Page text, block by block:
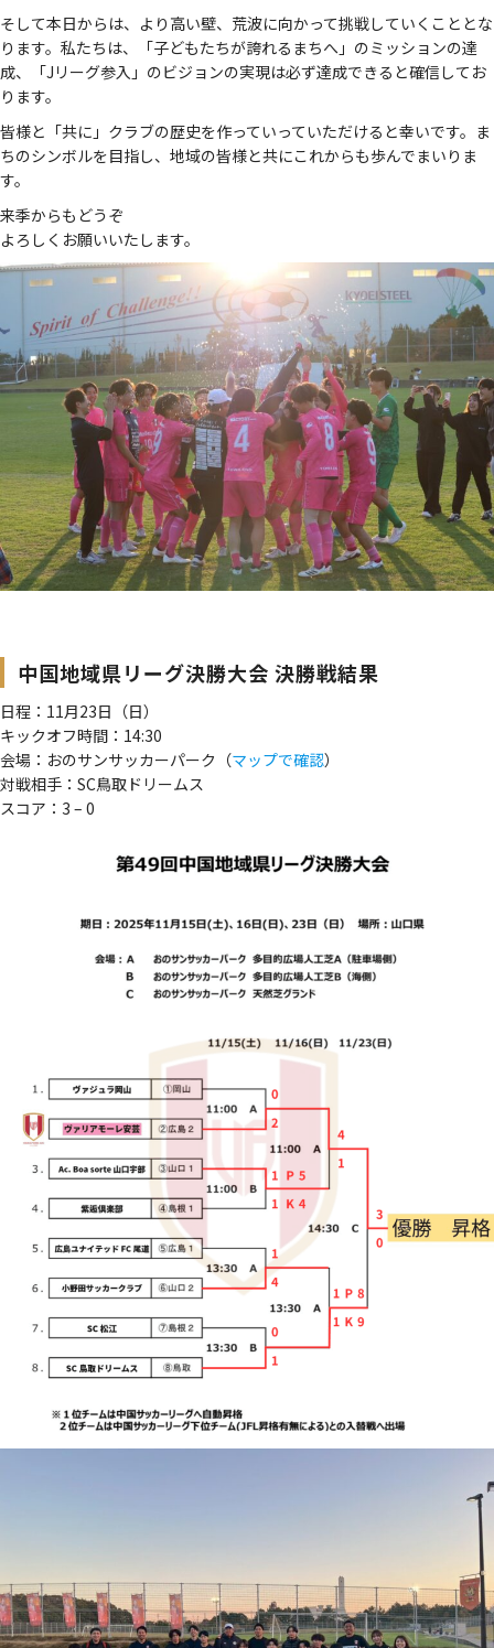
そして本日からは、より高い壁、荒波に向かって挑戦していくこととな
ります。私たちは、「子どもたちが誇れるまちへ」のミッションの達
成、「Jリーグ参入」のビジョンの実現は必ず達成できると確信してお
ります。
皆様と「共に」クラブの歴史を作っていっていただけると幸いです。ま
ちのシンボルを目指し、地域の皆様と共にこれからも歩んでまいりま
す。
来季からもどうぞ
よろしくお願いいたします。
中国地域県リーグ決勝大会 決勝戦結果
日程：11月23日（日）
キックオフ時間：14:30
会場：おのサンサッカーパーク（マップで確認）
対戦相手：SC鳥取ドリームス
スコア：3 – 0